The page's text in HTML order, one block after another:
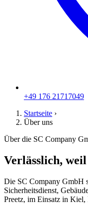
+49 176 21717049
Startseite ›
Über uns
Über die SC Company
Verlässlich,
Die SC Company GmbH
Sicherheitsdienst,
Preetz, im Einsatz in